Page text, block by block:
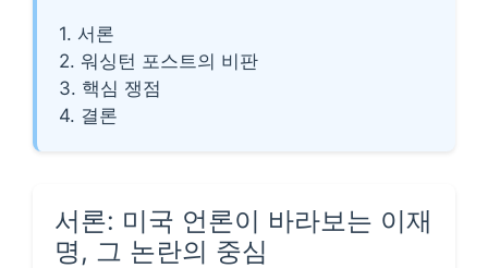
1. 서론
2. 워싱턴 포스트의 비판
3. 핵심 쟁점
4. 결론
서론: 미국 언론이 바라보는 이재
명, 그 논란의 중심